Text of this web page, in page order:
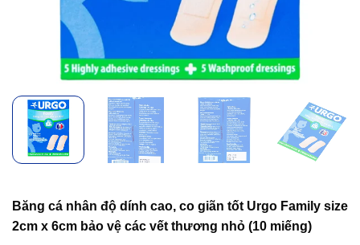
Băng cá nhân độ dính cao, co giãn tốt Urgo Family size
2cm x 6cm bảo vệ các vết thương nhỏ (10 miếng)